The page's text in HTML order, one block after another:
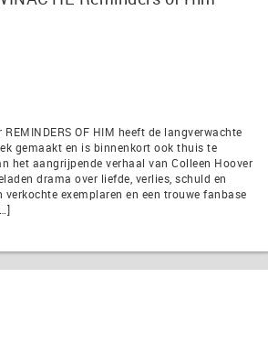
OF HIM heeft de langverwachte
gemaakt en is binnenkort ook thuis te
het aangrijpende verhaal van Colleen Hoover
drama over liefde, verlies, schuld en
exemplaren en een trouwe fanbase